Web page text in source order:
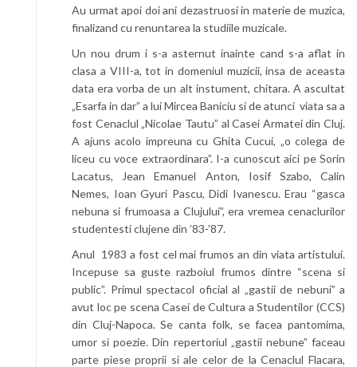
Au urmat apoi doi ani dezastruosi in materie de muzica,
finalizand cu renuntarea la studiile muzicale.
Un nou drum i s-a asternut inainte cand s-a aflat in
clasa a VIII-a, tot in domeniul muzicii, insa de aceasta
data era vorba de un alt instument, chitara. A ascultat
„Esarfa in dar” a lui Mircea Baniciu si de atunci viata sa a
fost Cenaclul „Nicolae Tautu” al Casei Armatei din Cluj.
A ajuns acolo impreuna cu Ghita Cucui, „o colega de
liceu cu voce extraordinara”. I-a cunoscut aici pe Sorin
Lacatus, Jean Emanuel Anton, Iosif Szabo, Calin
Nemes, Ioan Gyuri Pascu, Didi Ivanescu. Erau “gasca
nebuna si frumoasa a Clujului”, era vremea cenaclurilor
studentesti clujene din ’83-’87.
Anul 1983 a fost cel mai frumos an din viata artistului.
Incepuse sa guste razboiul frumos dintre “scena si
public”. Primul spectacol oficial al „gastii de nebuni” a
avut loc pe scena Casei de Cultura a Studentilor (CCS)
din Cluj-Napoca. Se canta folk, se facea pantomima,
umor si poezie. Din repertoriul „gastii nebune” faceau
parte piese proprii si ale celor de la Cenaclul Flacara,